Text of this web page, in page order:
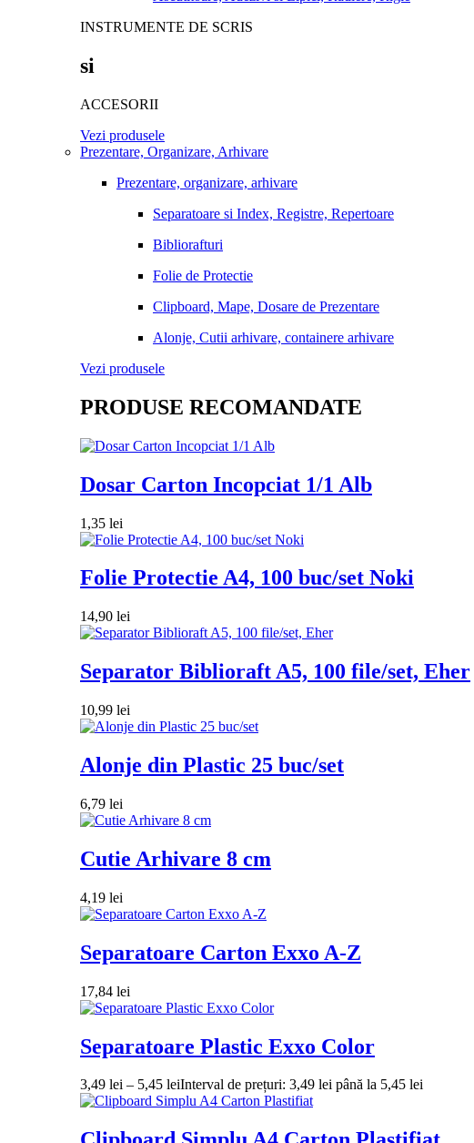
INSTRUMENTE DE SCRIS
si
ACCESORII
Vezi produsele
Prezentare, Organizare, Arhivare
Prezentare, organizare, arhivare
Separatoare si Index, Registre, Repertoare
Bibliorafturi
Folie de Protectie
Clipboard, Mape, Dosare de Prezentare
Alonje, Cutii arhivare, containere arhivare
Vezi produsele
PRODUSE RECOMANDATE
Dosar Carton Incopciat 1/1 Alb
1,35 lei
Folie Protectie A4, 100 buc/set Noki
14,90 lei
Separator Biblioraft A5, 100 file/set, Eher
10,99 lei
Alonje din Plastic 25 buc/set
6,79 lei
Cutie Arhivare 8 cm
4,19 lei
Separatoare Carton Exxo A-Z
17,84 lei
Separatoare Plastic Exxo Color
3,49 lei – 5,45 leiInterval de prețuri: 3,49 lei până la 5,45 lei